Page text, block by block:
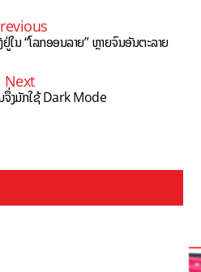
ໃນ “ໂລກອອນລາຍ” ຫຼາຍຈົນອັນຕະລາຍ
Next
ຈຶ່ງມັກໃຊ້ Dark Mode